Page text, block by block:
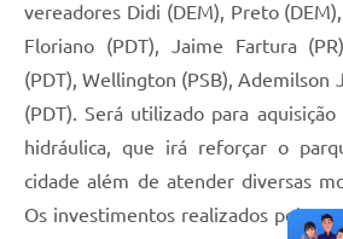
vereadores Didi (DEM), Preto (DEM),
Floriano (PDT), Jaime Fartura
(PDT), Wellington (PSB), Ademilson
(PDT). Será utilizado para
hidráulica, que irá reforçar o
cidade além de atender diversas
Os investimentos realizados pelo